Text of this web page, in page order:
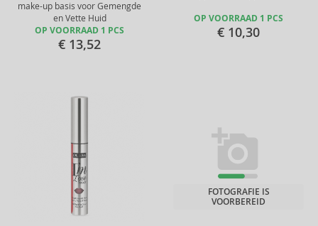
make-up basis voor Gemengde
en Vette Huid
OP VOORRAAD 1 PCS
€ 13,52
OP VOORRAAD 1 PCS
€ 10,30
FOTOGRAFIE IS
VOORBEREID